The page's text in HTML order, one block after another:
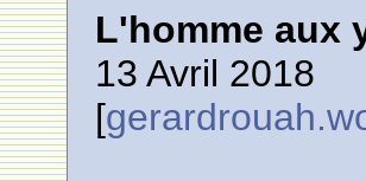
L'homme aux
13 Avril 2018
[